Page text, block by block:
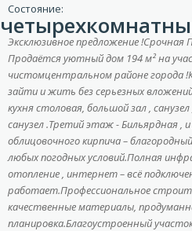
Состояние:
Эксклюзивное предложение
Продаётся уютный дом 194 м² на
чистомцентральном районе города
зайти и жить без серьезных
кухня столовая, большой зал ,
санузел .Третий этаж - Бильярдная ,
облицовочного кирпича –
любых погодных условий.Полная
отопление , интернет – всё
работает.Профессиональное
качественные материалы,
планировка.Благоустроенный